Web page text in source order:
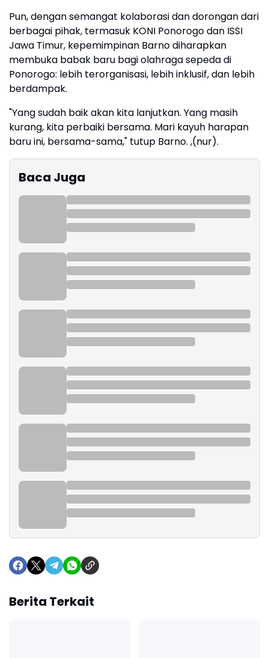
Pun, dengan semangat kolaborasi dan dorongan dari
berbagai pihak, termasuk KONI Ponorogo dan ISSI
Jawa Timur, kepemimpinan Barno diharapkan
membuka babak baru bagi olahraga sepeda di
Ponorogo: lebih terorganisasi, lebih inklusif, dan lebih
berdampak.
"Yang sudah baik akan kita lanjutkan. Yang masih
kurang, kita perbaiki bersama. Mari kayuh harapan
baru ini, bersama-sama," tutup Barno. ,(nur).
Baca Juga
Berita Terkait